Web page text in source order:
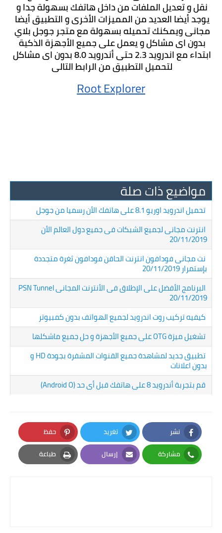
بدون اى مشاكل و يعمل على جميع الأجهزة الذكية
لتحميل التطبيق من الرابط التالى
Root Explorer
مواضيع ذات صلة
تحميل اندرويد اوريو 8.1 على هاتفك الأن رسميا من جوجل
انترنت مجانى لجميع الشبكات فى جميع دول العالم الأن
20/11/2019
نت مجانى فودافون انترنت الحاقن فودافون ثغرة متجددة
بإستمرار 20/11/2019
البرنامج الأفضل على الإطلاق فى الأنترنت المجانى PSN Tunnel
20/11/2019
كيفيه تركيب روت اندرويد لجميع الهواتف بدون كمبيوتر
تشغيل ميزة OTG على جميع الأجهزة و حل جميع ماشكلها
تطبيق جديد لمشاهدة جميع القنوات المشفرة بجودة HD و
بدون اعلانات
قم بتجربة أندرويد 8 على هاتفك قبل أى حد (Android O)
نشر
Facebook
تغريد
Twitter
حفظ
Pinterest
مشاركة
Whatsapp
إرسال
Email
طباعة
Print